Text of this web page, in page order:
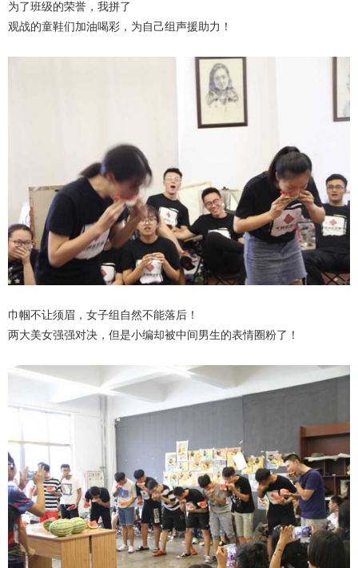
为了班级的荣誉，我拼了
观战的童鞋们加油喝彩，为自己组声援助力！
巾帼不让须眉，女子组自然不能落后！
两大美女强强对决，但是小编却被中间男生的表情圈粉了！